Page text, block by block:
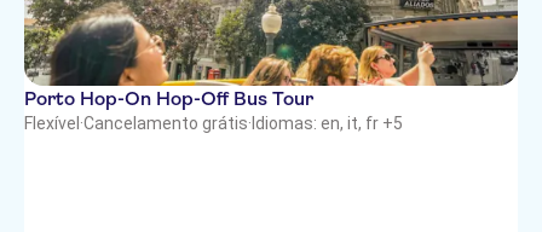
Porto Hop-On Hop-Off Bus Tour
Flexível ·Cancelamento grátis· Idiomas: en, it, fr +5